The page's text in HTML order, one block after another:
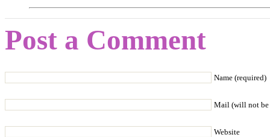
Post a Comment
Name (required)
Mail (will not be
Website